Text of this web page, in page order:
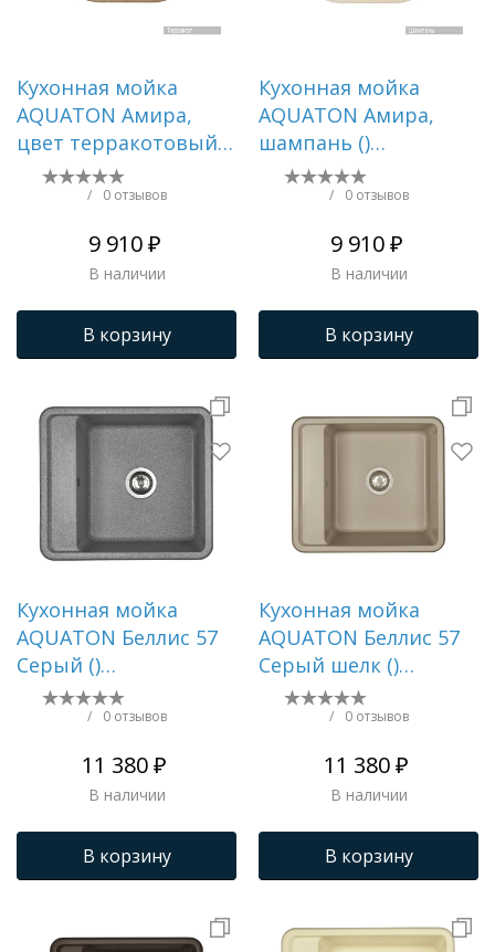
Кухонная мойка
AQUATON Амира,
цвет терракотовый
() 1A712932AI270
/ 0 отзывов
9 910 ₽
В наличии
В корзину
Кухонная мойка
AQUATON Амира,
шампань ()
1A712932AI290
/ 0 отзывов
9 910 ₽
В наличии
В корзину
Кухонная мойка
AQUATON Беллис 57
Серый ()
1A724932BS230
/ 0 отзывов
11 380 ₽
В наличии
В корзину
Кухонная мойка
AQUATON Беллис 57
Серый шелк ()
1A724932BS250
/ 0 отзывов
11 380 ₽
В наличии
В корзину